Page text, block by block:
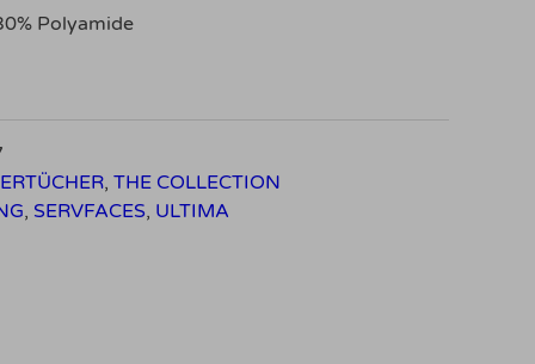
Polyamide
, THE COLLECTION
, SERVFACES, ULTIMA